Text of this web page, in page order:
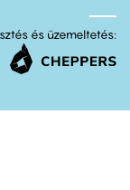
és üzemeltetés: